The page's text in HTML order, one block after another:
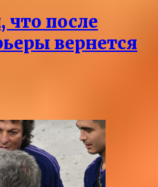
что после
вернется